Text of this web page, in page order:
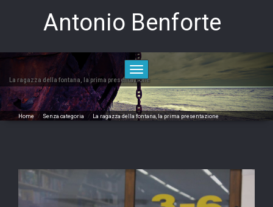
Antonio Benforte
Toggle
navigation
La ragazza della fontana, la prima presentazione
Home / Senza categoria / La ragazza della fontana, la prima presentazione